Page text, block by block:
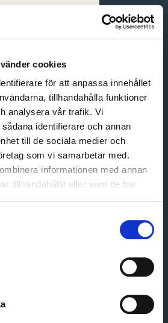
cookies
för att anpassa innehållet
tillhandahålla funktioner
analysera vår trafik. Vi
identifierare och annan
till de sociala medier och
som vi samarbetar med.
informationen med annan
tillhandahållit eller som de har
English
Svenska
Customer service